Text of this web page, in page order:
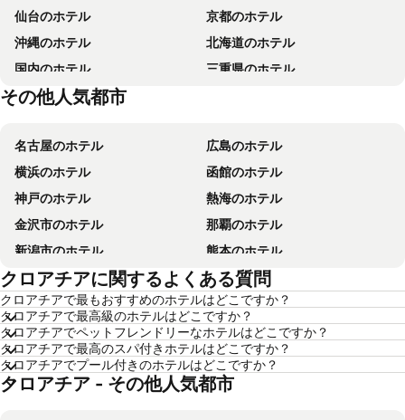
仙台のホテル
京都のホテル
沖縄のホテル
北海道のホテル
国内のホテル
三重県のホテル
東京都のホテル
その他人気都市
名古屋のホテル
広島のホテル
横浜のホテル
函館のホテル
神戸のホテル
熱海のホテル
金沢市のホテル
那覇のホテル
新潟市のホテル
熊本のホテル
箱根のホテル
ソウルのホテル
鹿児島のホテル
別府のホテル
軽井沢のホテル
高知のホテル
長崎のホテル
盛岡のホテル
浦安市のホテル
香川県のホテル
クロアチアに関するよくある質問
クロアチアで最もおすすめのホテルはどこですか？
クロアチアで最高級のホテルはどこですか？
クロアチアでペットフレンドリーなホテルはどこですか？
クロアチアで最高のスパ付きホテルはどこですか？
クロアチアでプール付きのホテルはどこですか？
クロアチア - その他人気都市